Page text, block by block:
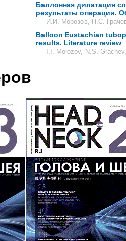
Баллонная дилатация
результаты операции.
И.И. Морозов, Н.С.
Balloon Eustachian
results. Literature review
I.I. Morozov, N.S.